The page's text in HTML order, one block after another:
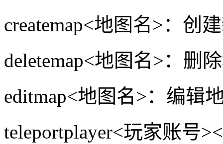
createmap<地图名>：创
deletemap<地图名>：删
editmap<地图名>：编辑
teleportplayer<玩家账号